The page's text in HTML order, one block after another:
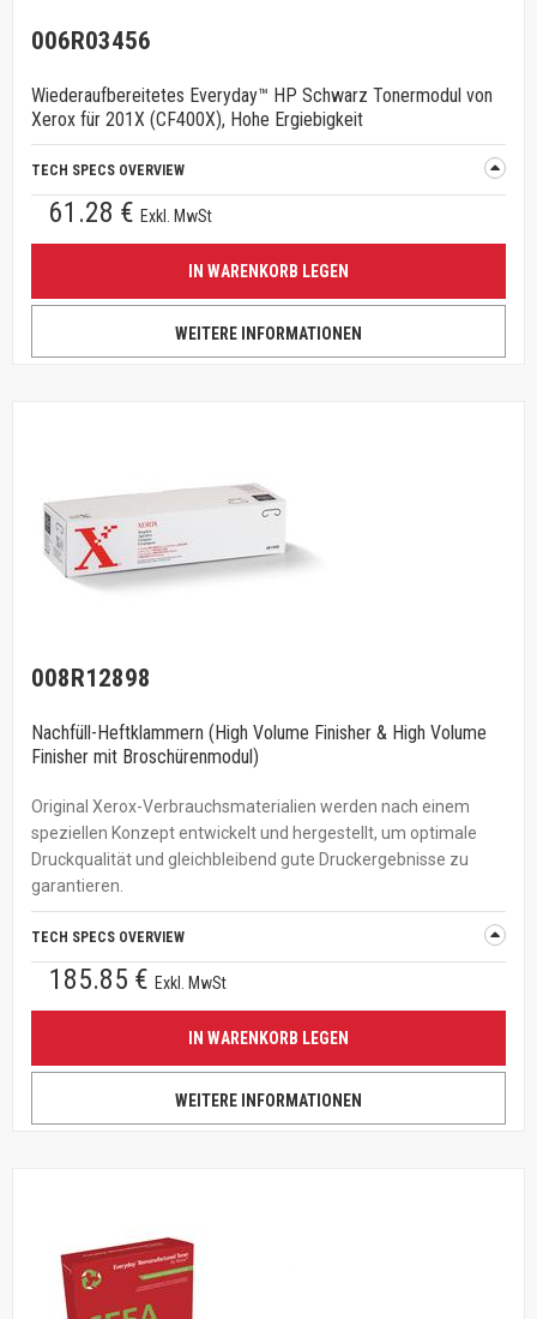
006R03456
Wiederaufbereitetes Everyday™ HP Schwarz Tonermodul von
Xerox für 201X (CF400X), Hohe Ergiebigkeit
TECH SPECS OVERVIEW
61.28 € Exkl. MwSt
IN WARENKORB LEGEN
WEITERE INFORMATIONEN
008R12898
Nachfüll-Heftklammern (High Volume Finisher & High Volume
Finisher mit Broschürenmodul)
Original Xerox-Verbrauchsmaterialien werden nach einem
speziellen Konzept entwickelt und hergestellt, um optimale
Druckqualität und gleichbleibend gute Druckergebnisse zu
garantieren.
TECH SPECS OVERVIEW
185.85 € Exkl. MwSt
IN WARENKORB LEGEN
WEITERE INFORMATIONEN